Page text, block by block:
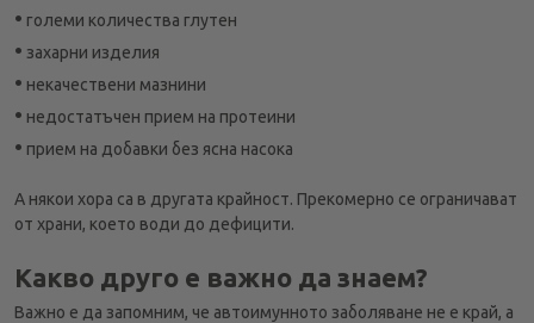
• големи количества глутен
• захарни изделия
• некачествени мазнини
• недостатъчен прием на протеини
• прием на добавки без ясна насока
А някои хора са в другата крайност. Прекомерно се ограничават
от храни, което води до дефицити.
Какво друго е важно да знаем?
Важно е да запомним, че автоимунното заболяване не е край, а